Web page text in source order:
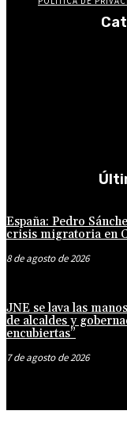
España: Pedro
crisis migratoria en
8 de agosto de 2026
JNE se lava las
de alcaldes y
encubiertas”
7 de agosto de 2026